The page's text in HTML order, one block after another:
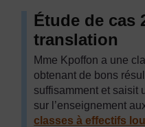
Étude de cas
translation
Mme Kpoffon a une
obtenant de bons
suffisamment et saisit
sur l’enseignement
classes à effectifs